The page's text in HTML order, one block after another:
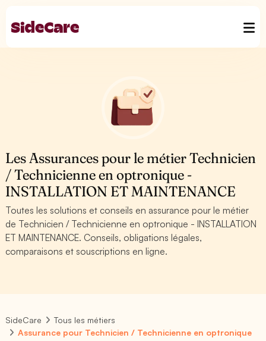
Les Assurances pour le métier Technicien
/ Technicienne en optronique -
INSTALLATION ET MAINTENANCE
Toutes les solutions et conseils en assurance pour le métier
de Technicien / Technicienne en optronique - INSTALLATION
ET MAINTENANCE. Conseils, obligations légales,
comparaisons et souscriptions en ligne.
SideCare
Tous les métiers
Assurance pour Technicien / Technicienne en optronique